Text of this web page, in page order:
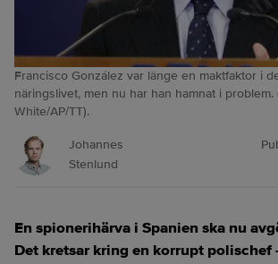
Francisco González var länge en maktfaktor i
näringslivet, men nu har han hamnat i problem.
White/AP/TT).
Johannes
Stenlund
En spionerihärva i Spanien ska nu
Det kretsar kring en korrupt polischef